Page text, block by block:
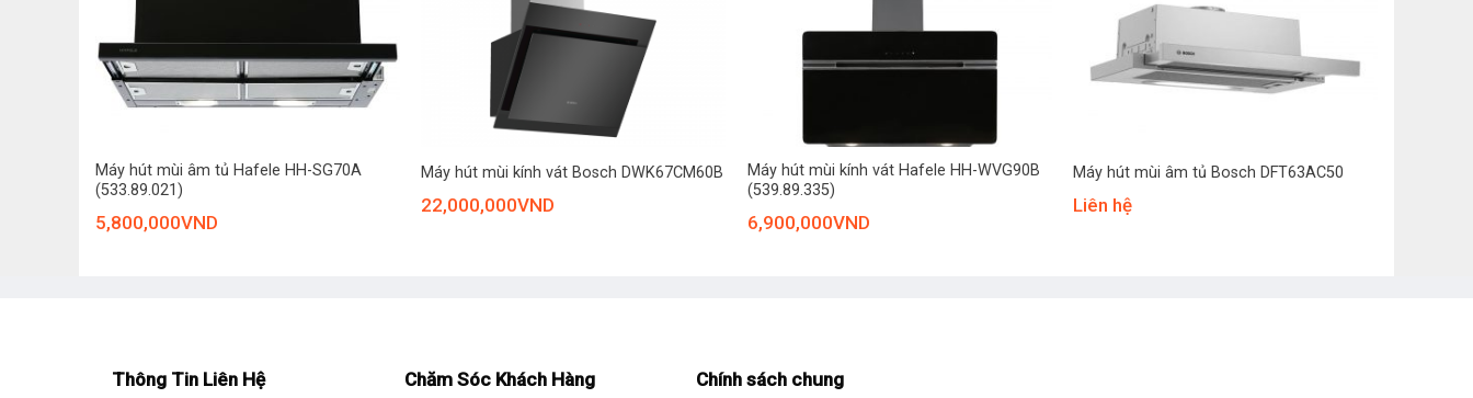
Xả khí ra ngoài qua ống dẫn.
Lọc mỡ bằng lưới lọc Aluminum 3 lớp.
Chiếu sáng bằng đèn LED.
Hẹn giờ tắt linh hoạt, tiết kiệm điện năng.
Máy hút mùi âm tủ Hafele HH-SG70A
(533.89.021)
5,800,000VND
Máy hút mùi kính vát Bosch DWK67CM60B
22,000,000VND
Máy hút mùi kính vát Hafele HH-WVG90B
(539.89.335)
6,900,000VND
Máy hút mùi âm tủ Bosch DFT63AC50
Liên hệ
Thông Tin Liên Hệ Chăm Sóc Khách Hàng Chính sách chung